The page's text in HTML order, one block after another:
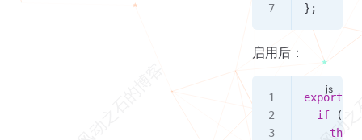
};
启用后：
export
  if
(
    throw